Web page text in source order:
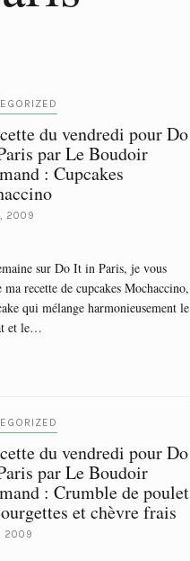
du vendredi pour Do
par Le Boudoir
: Cupcakes
2009
sur Do It in Paris, je vous
ma recette de cupcakes Mochaccino,
qui mélange harmonieusement le
et le…
du vendredi pour Do
par Le Boudoir
: Crumble de poulet
et chèvre frais
2009